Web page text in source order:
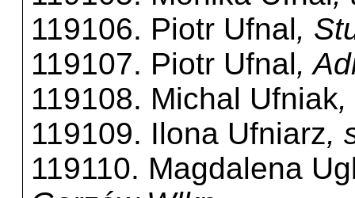
119106. Piotr Ufnal,
119107. Piotr Ufnal,
119108. Michal Ufniak,
119109. Ilona Ufniarz,
119110. Magdalena